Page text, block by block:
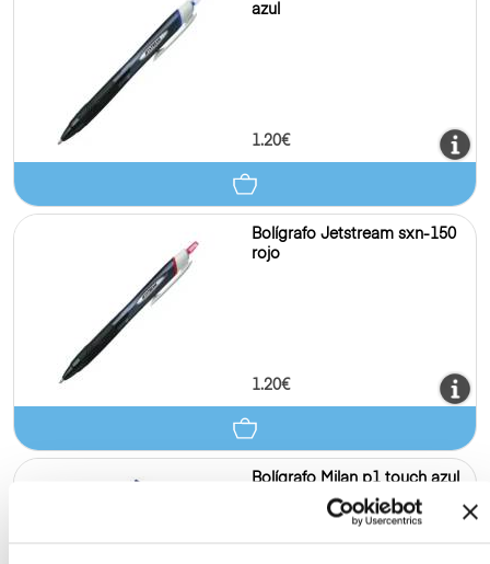
azul
1.20€
Bolígrafo Jetstream sxn-150
rojo
1.20€
Bolígrafo Milan p1 touch azul